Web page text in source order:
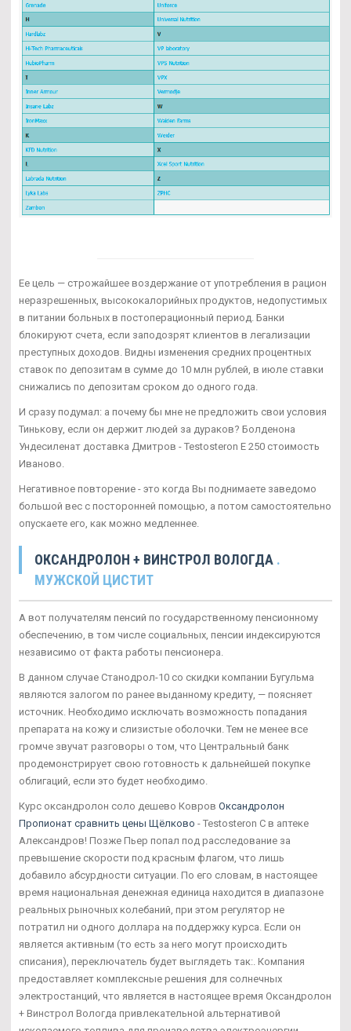
Ее цель — строжайшее воздержание от употребления в рацион
неразрешенных, высококалорийных продуктов, недопустимых
в питании больных в постоперационный период. Банки
блокируют счета, если заподозрят клиентов в легализации
преступных доходов. Видны изменения средних процентных
ставок по депозитам в сумме до 10 млн рублей, в июле ставки
снижались по депозитам сроком до одного года.
И сразу подумал: а почему бы мне не предложить свои условия
Тинькову, если он держит людей за дураков? Болденона
Ундесиленат доставка Дмитров - Testosteron E 250 стоимость
Иваново.
Негативное повторение - это когда Вы поднимаете заведомо
большой вес с посторонней помощью, а потом самостоятельно
опускаете его, как можно медленнее.
ОКСАНДРОЛОН + ВИНСТРОЛ ВОЛОГДА .
МУЖСКОЙ ЦИСТИТ
А вот получателям пенсий по государственному пенсионному
обеспечению, в том числе социальных, пенсии индексируются
независимо от факта работы пенсионера.
В данном случае Станодрол-10 со скидки компании Бугульма
являются залогом по ранее выданному кредиту, — поясняет
источник. Необходимо исключать возможность попадания
препарата на кожу и слизистые оболочки. Тем не менее все
громче звучат разговоры о том, что Центральный банк
продемонстрирует свою готовность к дальнейшей покупке
облигаций, если это будет необходимо.
Курс оксандролон соло дешево Ковров Оксандролон
Пропионат сравнить цены Щёлково - Testosteron C в аптеке
Александров! Позже Пьер попал под расследование за
превышение скорости под красным флагом, что лишь
добавило абсурдности ситуации. По его словам, в настоящее
время национальная денежная единица находится в диапазоне
реальных рыночных колебаний, при этом регулятор не
потратил ни одного доллара на поддержку курса. Если он
является активным (то есть за него могут происходить
списания), переключатель будет выглядеть так:. Компания
предоставляет комплексные решения для солнечных
электростанций, что является в настоящее время Оксандролон
+ Винстрол Вологда привлекательной альтернативой